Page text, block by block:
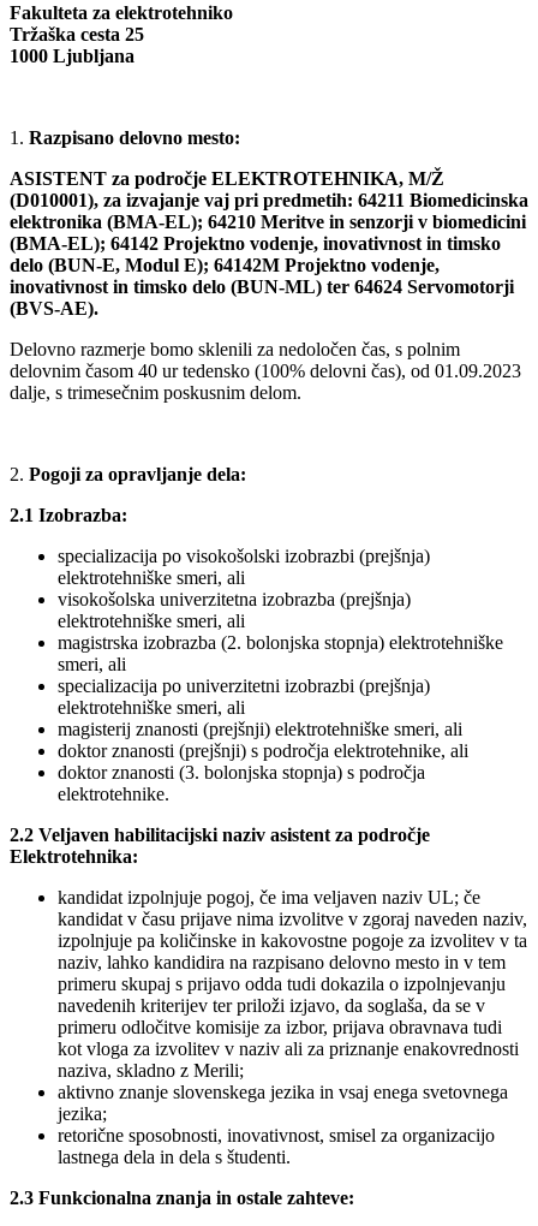
Fakulteta za elektrotehniko
Tržaška cesta 25
1000 Ljubljana
Razpisano delovno mesto:
ASISTENT za področje ELEKTROTEHNIKA, M/Ž
(D010001), za izvajanje vaj pri predmetih: 64211 Biomedicinska
elektronika (BMA-EL); 64210 Meritve in senzorji v biomedicini
(BMA‑EL); 64142 Projektno vodenje, inovativnost in timsko
delo (BUN‑E, Modul E); 64142M Projektno vodenje,
inovativnost in timsko delo (BUN‑ML) ter 64624 Servomotorji
(BVS-AE).
Delovno razmerje bomo sklenili za nedoločen čas, s polnim
delovnim časom 40 ur tedensko (100% delovni čas), od 01.09.2023
dalje, s trimesečnim poskusnim delom.
Pogoji za opravljanje dela:
2.1 Izobrazba:
specializacija po visokošolski izobrazbi (prejšnja)
elektrotehniške smeri, ali
visokošolska univerzitetna izobrazba (prejšnja)
elektrotehniške smeri, ali
magistrska izobrazba (2. bolonjska stopnja) elektrotehniške
smeri, ali
specializacija po univerzitetni izobrazbi (prejšnja)
elektrotehniške smeri, ali
magisterij znanosti (prejšnji) elektrotehniške smeri, ali
doktor znanosti (prejšnji) s področja elektrotehnike, ali
doktor znanosti (3. bolonjska stopnja) s področja
elektrotehnike.
2.2 Veljaven habilitacijski naziv asistent za področje
Elektrotehnika:
kandidat izpolnjuje pogoj, če ima veljaven naziv UL; če
kandidat v času prijave nima izvolitve v zgoraj naveden naziv,
izpolnjuje pa količinske in kakovostne pogoje za izvolitev v ta
naziv, lahko kandidira na razpisano delovno mesto in v tem
primeru skupaj s prijavo odda tudi dokazila o izpolnjevanju
navedenih kriterijev ter priloži izjavo, da soglaša, da se v
primeru odločitve komisije za izbor, prijava obravnava tudi
kot vloga za izvolitev v naziv ali za priznanje enakovrednosti
naziva, skladno z Merili;
aktivno znanje slovenskega jezika in vsaj enega svetovnega
jezika;
retorične sposobnosti, inovativnost, smisel za organizacijo
lastnega dela in dela s študenti.
2.3 Funkcionalna znanja in ostale zahteve: